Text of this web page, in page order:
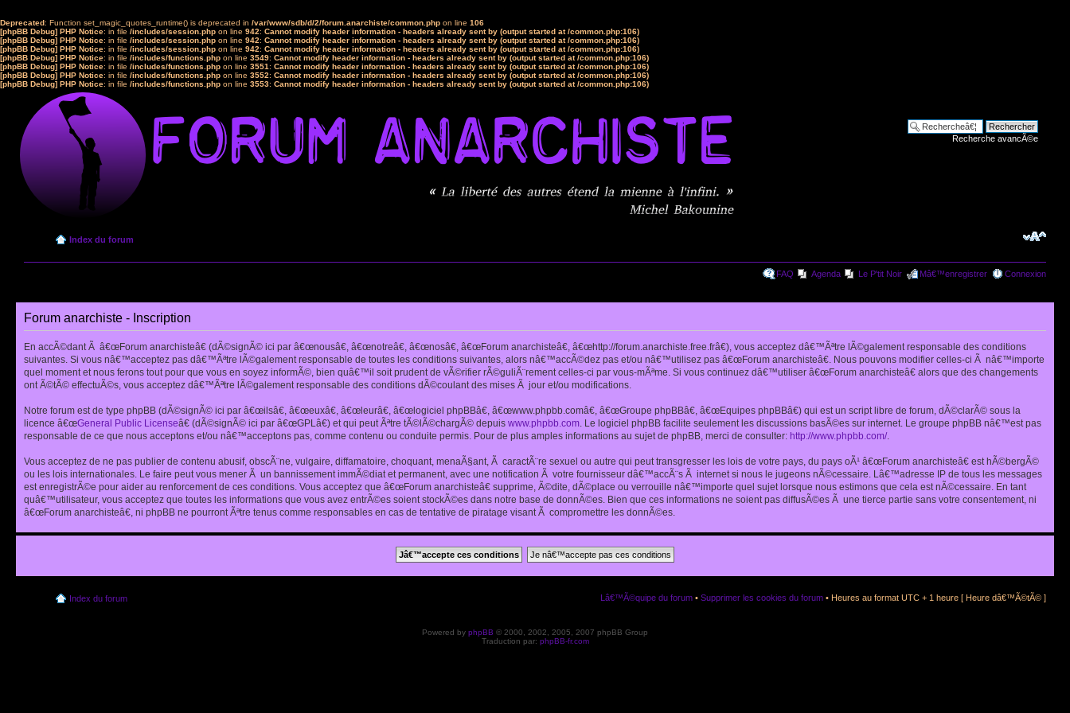
Deprecated: Function set_magic_quotes_runtime() is deprecated in /var/www/sdb/d/2/forum.anarchiste/common.php on line 106
[phpBB Debug] PHP Notice: in file /includes/session.php on line 942: Cannot modify header information - headers already sent by (output started at /common.php:106)
[phpBB Debug] PHP Notice: in file /includes/session.php on line 942: Cannot modify header information - headers already sent by (output started at /common.php:106)
[phpBB Debug] PHP Notice: in file /includes/session.php on line 942: Cannot modify header information - headers already sent by (output started at /common.php:106)
[phpBB Debug] PHP Notice: in file /includes/functions.php on line 3549: Cannot modify header information - headers already sent by (output started at /common.php:106)
[phpBB Debug] PHP Notice: in file /includes/functions.php on line 3551: Cannot modify header information - headers already sent by (output started at /common.php:106)
[phpBB Debug] PHP Notice: in file /includes/functions.php on line 3552: Cannot modify header information - headers already sent by (output started at /common.php:106)
[phpBB Debug] PHP Notice: in file /includes/functions.php on line 3553: Cannot modify header information - headers already sent by (output started at /common.php:106)
Recherche avancÃ©e
Index du forum
FAQ Agenda Le P'tit Noir Mâ€™enregistrer Connexion
Forum anarchiste - Inscription
En accÃ©dant Ã â€œForum anarchisteâ€ (dÃ©signÃ© ici par â€œnousâ€, â€œnotreâ€, â€œnosâ€, â€œForum anarchisteâ€, â€œhttp://forum.anarchiste.free.frâ€), vous acceptez dâ€™Ãªtre lÃ©galement responsable des conditions
suivantes. Si vous nâ€™acceptez pas dâ€™Ãªtre lÃ©galement responsable de toutes les conditions suivantes, alors nâ€™accÃ©dez pas et/ou nâ€™utilisez pas â€œForum anarchisteâ€. Nous pouvons modifier celles-ci Ã nâ€™importe
quel moment et nous ferons tout pour que vous en soyez informÃ©, bien quâ€™il soit prudent de vÃ©rifier rÃ©guliÃ¨rement celles-ci par vous-mÃªme. Si vous continuez dâ€™utiliser â€œForum anarchisteâ€ alors que des changements
ont Ã©tÃ© effectuÃ©s, vous acceptez dâ€™Ãªtre lÃ©galement responsable des conditions dÃ©coulant des mises Ã jour et/ou modifications.
Notre forum est de type phpBB (dÃ©signÃ© ici par â€œilsâ€, â€œeuxâ€, â€œleurâ€, â€œlogiciel phpBBâ€, â€œwww.phpbb.comâ€, â€œGroupe phpBBâ€, â€œEquipes phpBBâ€) qui est un script libre de forum, dÃ©clarÃ© sous la
licence â€œGeneral Public Licenseâ€ (dÃ©signÃ© ici par â€œGPLâ€) et qui peut Ãªtre tÃ©lÃ©chargÃ© depuis www.phpbb.com. Le logiciel phpBB facilite seulement les discussions basÃ©es sur internet. Le groupe phpBB nâ€™est pas
responsable de ce que nous acceptons et/ou nâ€™acceptons pas, comme contenu ou conduite permis. Pour de plus amples informations au sujet de phpBB, merci de consulter: http://www.phpbb.com/.
Vous acceptez de ne pas publier de contenu abusif, obscÃ¨ne, vulgaire, diffamatoire, choquant, menaÃ§ant, Ã caractÃ¨re sexuel ou autre qui peut transgresser les lois de votre pays, du pays oÃ¹ â€œForum anarchisteâ€ est hÃ©bergÃ©
ou les lois internationales. Le faire peut vous mener Ã un bannissement immÃ©diat et permanent, avec une notification Ã votre fournisseur dâ€™accÃ¨s Ã internet si nous le jugeons nÃ©cessaire. Lâ€™adresse IP de tous les messages
est enregistrÃ©e pour aider au renforcement de ces conditions. Vous acceptez que â€œForum anarchisteâ€ supprime, Ã©dite, dÃ©place ou verrouille nâ€™importe quel sujet lorsque nous estimons que cela est nÃ©cessaire. En tant
quâ€™utilisateur, vous acceptez que toutes les informations que vous avez entrÃ©es soient stockÃ©es dans notre base de donnÃ©es. Bien que ces informations ne soient pas diffusÃ©es Ã une tierce partie sans votre consentement, ni
â€œForum anarchisteâ€, ni phpBB ne pourront Ãªtre tenus comme responsables en cas de tentative de piratage visant Ã compromettre les donnÃ©es.
Index du forum Lâ€™Ã©quipe du forum • Supprimer les cookies du forum • Heures au format UTC + 1 heure [ Heure dâ€™Ã©tÃ© ]
Powered by phpBB © 2000, 2002, 2005, 2007 phpBB Group
Traduction par: phpBB-fr.com